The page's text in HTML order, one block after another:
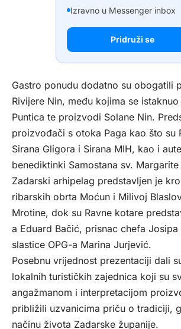
Izravno u Messenger inbox
Pridruži se
Gastro ponudu dodatno su obogatili
Rivijere Nin, među kojima se
Puntica te proizvodi Solane Nin.
proizvođači s otoka Paga kao što su
Sirana Gligora i Sirana MIH, kao i
benediktinki Samostana sv.
Zadarski arhipelag predstavljen je
ribarskih obrta Moćun i Milivoj
Mrotine, dok su Ravne kotare
a Eduard Bačić, prisnac chefa Josipa
slastice OPG-a Marina Jurjević.
Posebnu vrijednost prezentaciji dali
lokalnih turističkih zajednica koji su
angažmanom i interpretacijom
približili uzvanicima priču o tradiciji,
načinu života Zadarske županije.